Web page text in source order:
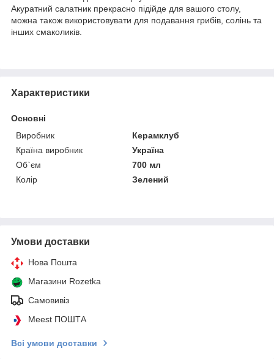
Акуратний салатник прекрасно підійде для вашого столу,
можна також використовувати для подавання грибів, солінь та
інших смаколиків.
Характеристики
Основні
Виробник
Керамклуб
Країна виробник
Україна
Об`єм
700 мл
Колір
Зелений
Умови доставки
Нова Пошта
Магазини Rozetka
Самовивіз
Meest ПОШТА
Всі умови доставки